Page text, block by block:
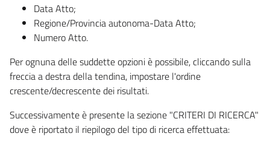
Data Atto;
Regione/Provincia autonoma-Data Atto;
Numero Atto.
Per ognuna delle suddette opzioni è possibile, cliccando sulla
freccia a destra della tendina, impostare l'ordine
crescente/decrescente dei risultati.
Successivamente è presente la sezione "CRITERI DI RICERCA"
dove è riportato il riepilogo del tipo di ricerca effettuata: